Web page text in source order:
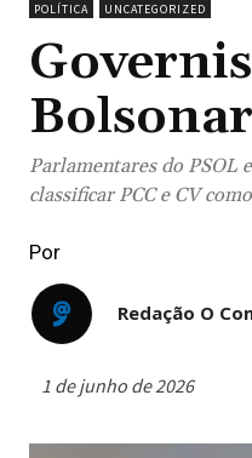
POLÍTICA UNCATEGORIZED
Parlamentares do PSOL
classificar PCC e CV
Por
Redação O
1 de junho de 2026